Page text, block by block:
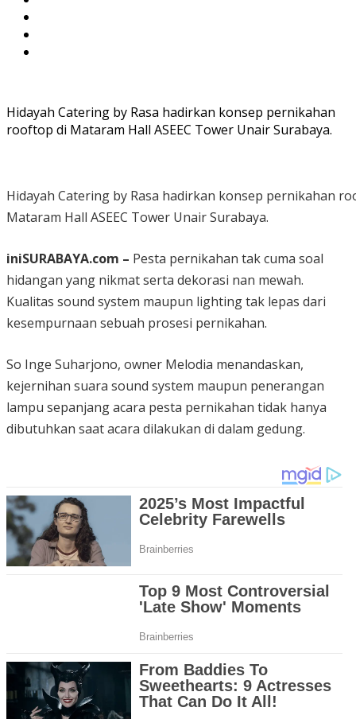
Hidayah Catering by Rasa hadirkan konsep pernikahan
rooftop di Mataram Hall ASEEC Tower Unair Surabaya.
Hidayah Catering by Rasa hadirkan konsep pernikahan
Mataram Hall ASEEC Tower Unair Surabaya.
iniSURABAYA.com – Pesta pernikahan tak cuma soal
hidangan yang nikmat serta dekorasi nan mewah.
Kualitas sound system maupun lighting tak lepas dari
kesempurnaan sebuah prosesi pernikahan.
So Inge Suharjono, owner Melodia menandaskan,
kejernihan suara sound system maupun penerangan
lampu sepanjang acara pesta pernikahan tidak hanya
dibutuhkan saat acara dilakukan di dalam gedung.